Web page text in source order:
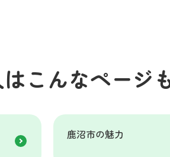
こんなページ
鹿沼市の魅力